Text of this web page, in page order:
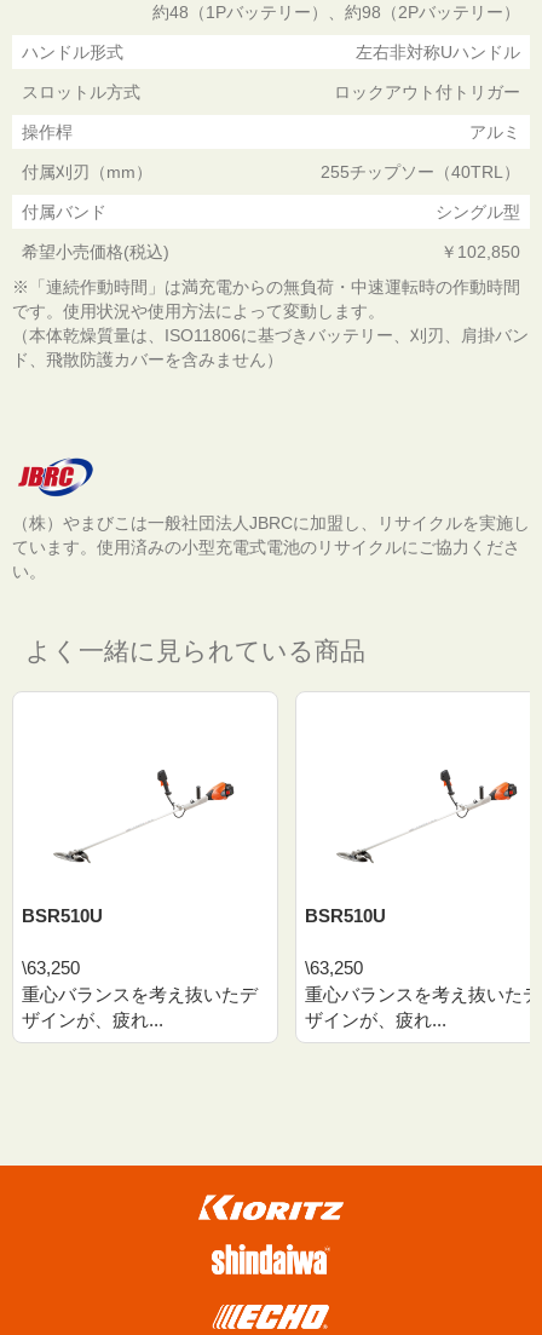
約48（1Pバッテリー）、約98（2Pバッテリー）
ハンドル形式 左右非対称Uハンドル
スロットル方式 ロックアウト付トリガー
操作桿 アルミ
付属刈刃（mm） 255チップソー（40TRL）
付属バンド シングル型
希望小売価格(税込)
￥102,850
※「連続作動時間」は満充電からの無負荷・中速運転時の作動時間
です。使用状況や使用方法によって変動します。
（本体乾燥質量は、ISO11806に基づきバッテリー、刈刃、肩掛バン
ド、飛散防護カバーを含みません）
（株）やまびこは一般社団法人JBRCに加盟し、リサイクルを実施し
ています。使用済みの小型充電式電池のリサイクルにご協力くださ
い。
よく一緒に見られている商品
BSR510U
\63,250
重心バランスを考え抜いたデ
ザインが、疲れ...
BSR510U
\63,250
重心バランスを考え抜いたデ
ザインが、疲れ...